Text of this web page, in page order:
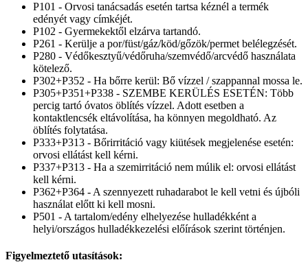
P101 - Orvosi tanácsadás esetén tartsa kéznél a termék
edényét vagy címkéjét.
P102 - Gyermekektől elzárva tartandó.
P261 - Kerülje a por/füst/gáz/köd/gőzök/permet belélegzését.
P280 - Védőkesztyű/védőruha/szemvédő/arcvédő használata
kötelező.
P302+P352 - Ha bőrre kerül: Bő vízzel / szappannal mossa le.
P305+P351+P338 - SZEMBE KERÜLÉS ESETÉN: Több
percig tartó óvatos öblítés vízzel. Adott esetben a
kontaktlencsék eltávolítása, ha könnyen megoldható. Az
öblítés folytatása.
P333+P313 - Bőrirritáció vagy kiütések megjelenése esetén:
orvosi ellátást kell kérni.
P337+P313 - Ha a szemirritáció nem múlik el: orvosi ellátást
kell kérni.
P362+P364 - A szennyezett ruhadarabot le kell vetni és újbóli
használat előtt ki kell mosni.
P501 - A tartalom/edény elhelyezése hulladékként a
helyi/országos hulladékkezelési előírások szerint történjen.
Figyelmeztető utasítások: